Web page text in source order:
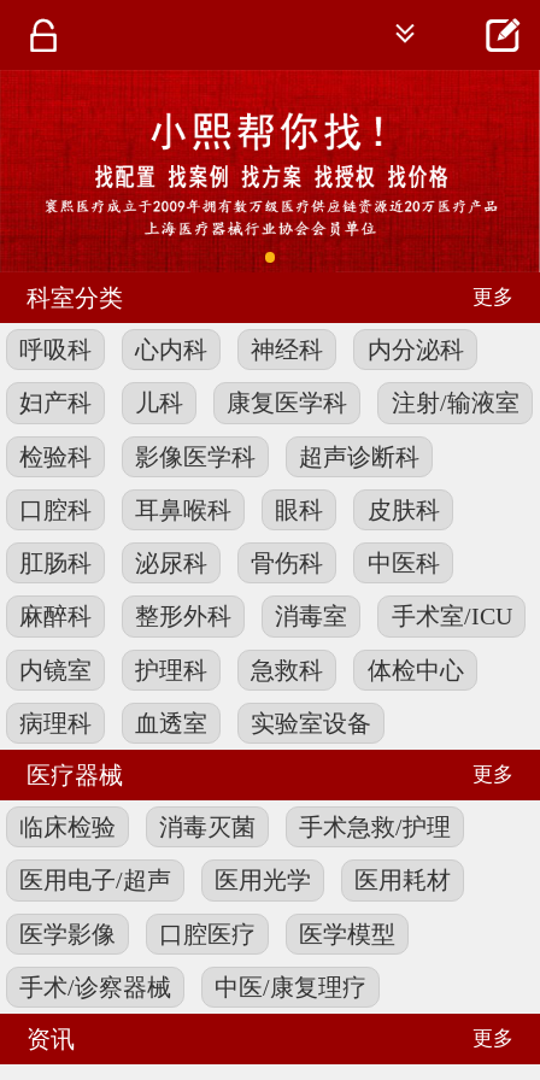
 首页
医疗资讯
  
科室分类 更多
呼吸科 心内科 神经科 内分泌科
妇产科 儿科 康复医学科 注射/输液室
检验科 影像医学科 超声诊断科
口腔科 耳鼻喉科 眼科 皮肤科
肛肠科 泌尿科 骨伤科 中医科
麻醉科 整形外科 消毒室 手术室/ICU
内镜室 护理科 急救科 体检中心
病理科 血透室
实验室设备
医疗器械
更多
临床检验 消毒灭菌 手术急救/护理
医用电子/超声 医用光学 医用耗材
医学影像 口腔医疗 医学模型
手术/诊察器械
中医/康复理疗
资讯
更多